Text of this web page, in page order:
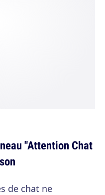
"Attention Chat
de chat ne